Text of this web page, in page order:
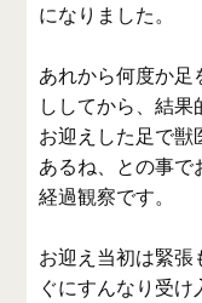
になりました。
あれから何度か
ししてから、結果
お迎えした足で獣
あるね、との事で
経過観察です。
お迎え当初は緊張
ぐにすんなり受